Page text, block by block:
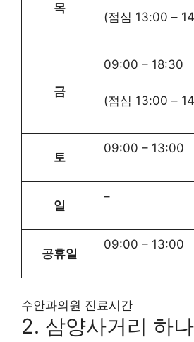
목
(점심 13:00 –
금
09:00 – 18:30
(점심 13:00 –
토
09:00 – 13:00
일
–
공휴일
09:00 – 13:00
수안과의원 진료시간
2. 삼양사거리 하